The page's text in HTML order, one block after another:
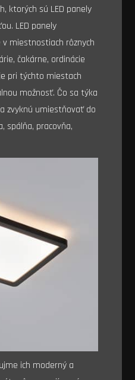
ktorých sú LED panely
LED panely
miestnostiach rôznych
čakárne, ordinácie
pri týchto miestach
možnosť. Čo sa týka
zvyknú umiestňovať do
spálňa, pracovňa,
ich moderný a